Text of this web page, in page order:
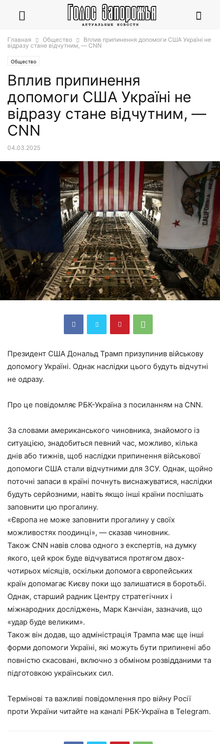
Главная Общество
Вплив припинення допомоги США Україні не
відразу стане відчутним, — CNN
Общество
Вплив припинення
допомоги США Україні не
відразу стане відчутним, —
CNN
04.03.2025
Президент США Дональд Трамп призупинив військову
допомогу Україні. Однак наслідки цього будуть відчутні
не одразу.
Про це повідомляє РБК-Україна з посиланням на CNN.
За словами американського чиновника, знайомого із
ситуацією, знадобиться певний час, можливо, кілька
днів або тижнів, щоб наслідки припинення військової
допомоги США стали відчутними для ЗСУ. Однак, щойно
поточні запаси в країні почнуть виснажуватися, наслідки
будуть серйозними, навіть якщо інші країни поспішать
заповнити цю прогалину.
«Європа не може заповнити прогалину у своїх
можливостях поодинці», — сказав чиновник.
Також CNN навів слова одного з експертів, на думку
якого, цей крок буде відчуватися протягом двох-
чотирьох місяців, оскільки допомога європейських
країн допомагає Києву поки що залишатися в боротьбі.
Однак, старший радник Центру стратегічних і
міжнародних досліджень, Марк Канчіан, зазначив, що
«удар буде великим».
Також він додав, що адміністрація Трампа має ще інші
форми допомоги Україні, які можуть бути припинені або
повністю скасовані, включно з обміном розвідданими та
підготовкою українських сил.
Термінові та важливі повідомлення про війну Росії
проти України читайте на каналі РБК-Україна в Telegram.